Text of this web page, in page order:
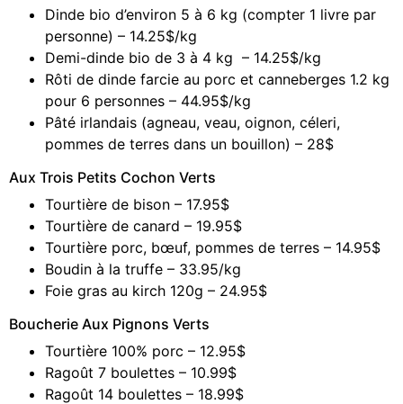
Dinde bio d’environ 5 à 6 kg (compter 1 livre par
personne) – 14.25$/kg
Demi-dinde bio de 3 à 4 kg – 14.25$/kg
Rôti de dinde farcie au porc et canneberges 1.2 kg
pour 6 personnes – 44.95$/kg
Pâté irlandais (agneau, veau, oignon, céleri,
pommes de terres dans un bouillon) – 28$
Aux Trois Petits Cochon Verts
Tourtière de bison – 17.95$
Tourtière de canard – 19.95$
Tourtière porc, bœuf, pommes de terres – 14.95$
Boudin à la truffe – 33.95/kg
Foie gras au kirch 120g – 24.95$
Boucherie Aux Pignons Verts
Tourtière 100% porc – 12.95$
Ragoût 7 boulettes – 10.99$
Ragoût 14 boulettes – 18.99$